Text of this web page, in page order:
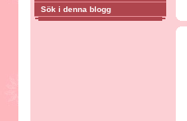
Sök i denna blogg